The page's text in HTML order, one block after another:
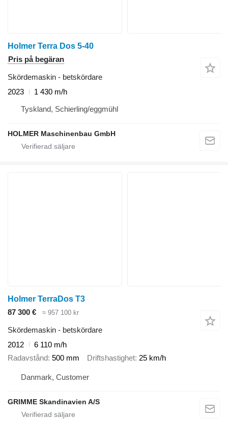
Holmer Terra Dos 5-40
Pris på begäran
Skördemaskin - betskördare
2023
1 430 m/h
Tyskland, Schierling/eggmühl
HOLMER Maschinenbau GmbH
Holmer TerraDos T3
87 300 €
≈ 957 100 kr
Skördemaskin - betskördare
2012
6 110 m/h
Radavstånd 500 mm Driftshastighet 25 km/h
Danmark, Customer
GRIMME Skandinavien A/S